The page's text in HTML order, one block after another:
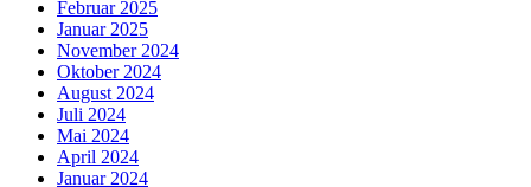
Februar 2025
Januar 2025
November 2024
Oktober 2024
August 2024
Juli 2024
Mai 2024
April 2024
Januar 2024